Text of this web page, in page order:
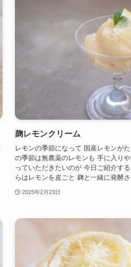
麹レモンクリーム
レモンの季節になって 国産レモンが
の季節は無農薬のレモンも 手に入り
っていただきたいのが 今日ご紹介す
らはレモンを皮ごと 麹と一緒に発酵
2025年2月23日